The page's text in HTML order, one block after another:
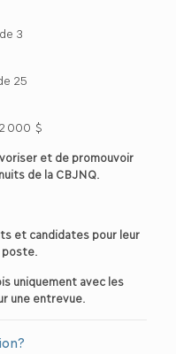
3
25
000 $
et de promouvoir
de la CBJNQ.
et candidates pour leur
uniquement avec les
une entrevue.